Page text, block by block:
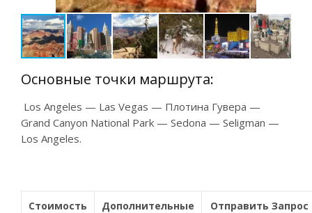
Основные точки маршрута:
Los Angeles — Las Vegas — Плотина Гувера —
Grand Canyon National Park — Sedona — Seligman —
Los Angeles.
Стоимость
Дополнительные
Отправить Запрос